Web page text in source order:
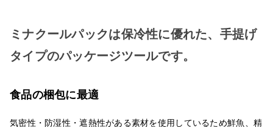
ミナクールパックは保冷性に優れた、手提げ
タイプのパッケージツールです。
食品の梱包に最適
気密性・防湿性・遮熱性がある素材を使用しているため鮮魚、精